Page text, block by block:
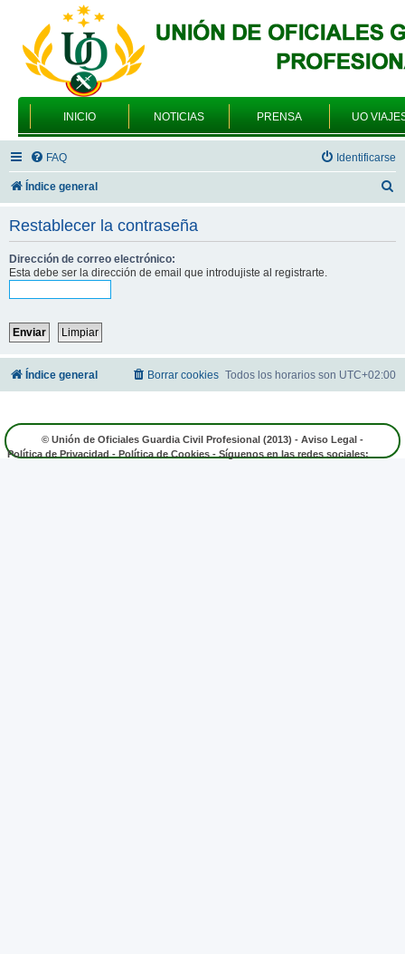
INICIO NOTICIAS PRENSA UO
FAQ Identificarse
Índice general
Restablecer la contraseña
Dirección de correo electrónico:
Esta debe ser la dirección de email que introdujiste al registrarte.
Índice general Todos los horarios son UTC+02:00
Borrar cookies
© Unión de Oficiales Guardia Civil Profesional (2013) - Aviso Legal -
Política de Privacidad - Política de Cookies - Síguenos en las redes sociales: